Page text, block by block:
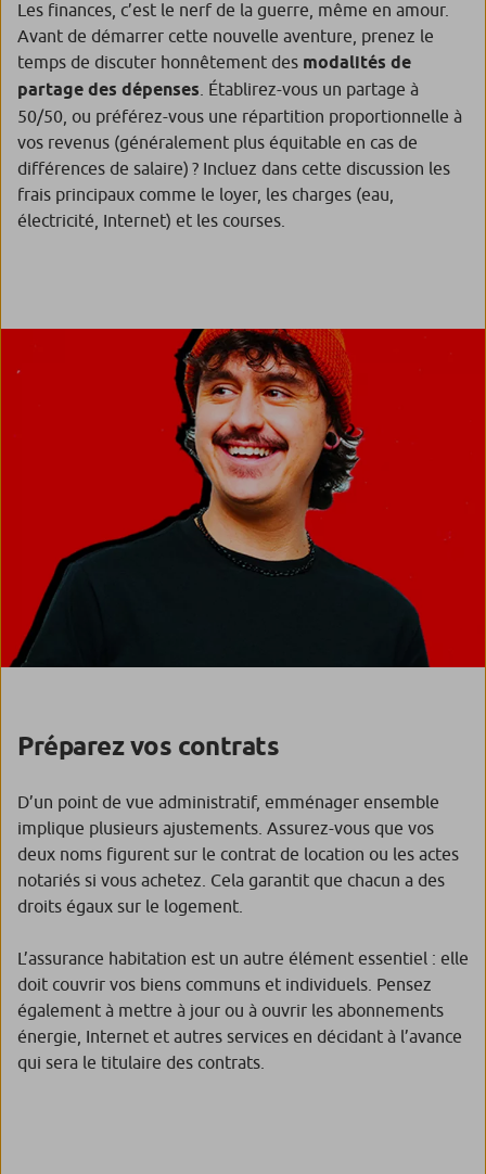
Les finances, c’est le nerf de la guerre, même en amour.
Avant de démarrer cette nouvelle aventure, prenez le
temps de discuter honnêtement des modalités de
partage des dépenses . Établirez-vous un partage à
50/50, ou préférez-vous une répartition proportionnelle à
vos revenus (généralement plus équitable en cas de
différences de salaire) ? Incluez dans cette discussion les
frais principaux comme le loyer, les charges (eau,
électricité, Internet) et les courses.
Préparez vos contrats
D’un point de vue administratif, emménager ensemble
implique plusieurs ajustements. Assurez-vous que vos
deux noms figurent sur le contrat de location ou les actes
notariés si vous achetez. Cela garantit que chacun a des
droits égaux sur le logement.
L’assurance habitation est un autre élément essentiel : elle
doit couvrir vos biens communs et individuels. Pensez
également à mettre à jour ou à ouvrir les abonnements
énergie, Internet et autres services en décidant à l’avance
qui sera le titulaire des contrats.